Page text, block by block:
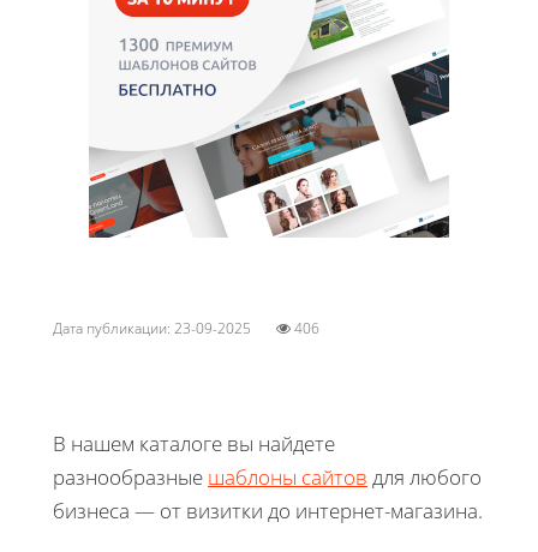
Дата публикации: 23-09-2025 406
В нашем каталоге вы найдете
разнообразные шаблоны сайтов для любого
бизнеса — от визитки до интернет-магазина.